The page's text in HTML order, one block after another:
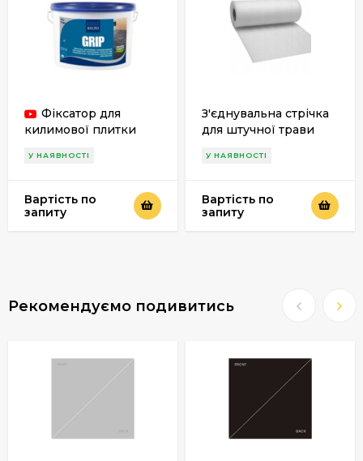
Фіксатор для
килимової плитки
У НАЯВНОСТІ
Вартість по
запиту
З'єднувальна стрічка
для штучної трави
У НАЯВНОСТІ
Вартість по
запиту
Рекомендуємо подивитись